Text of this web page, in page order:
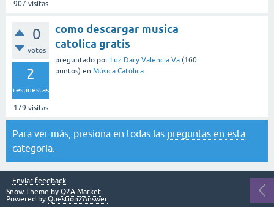
907 visitas
0
votos
2
respuestas
179 visitas
como descargar musica
catolica gratis
preguntado por Luz Dary Valencia Va (160
puntos) en Música Católica
Para ver más, presiona en todas las preguntas en esta
categoría
Enviar feedback
Snow Theme by Q2A Market
Powered by Question2Answer